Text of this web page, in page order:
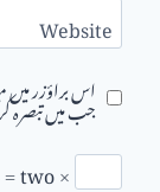
Website
اس براؤزر میں
جب میں
×
two
=